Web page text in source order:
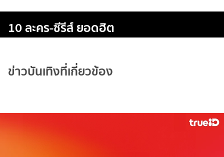
10 ละคร-ซีรีส์ ยอดฮิต
ข่าวบันเทิงที่เกี่ยวข้อง